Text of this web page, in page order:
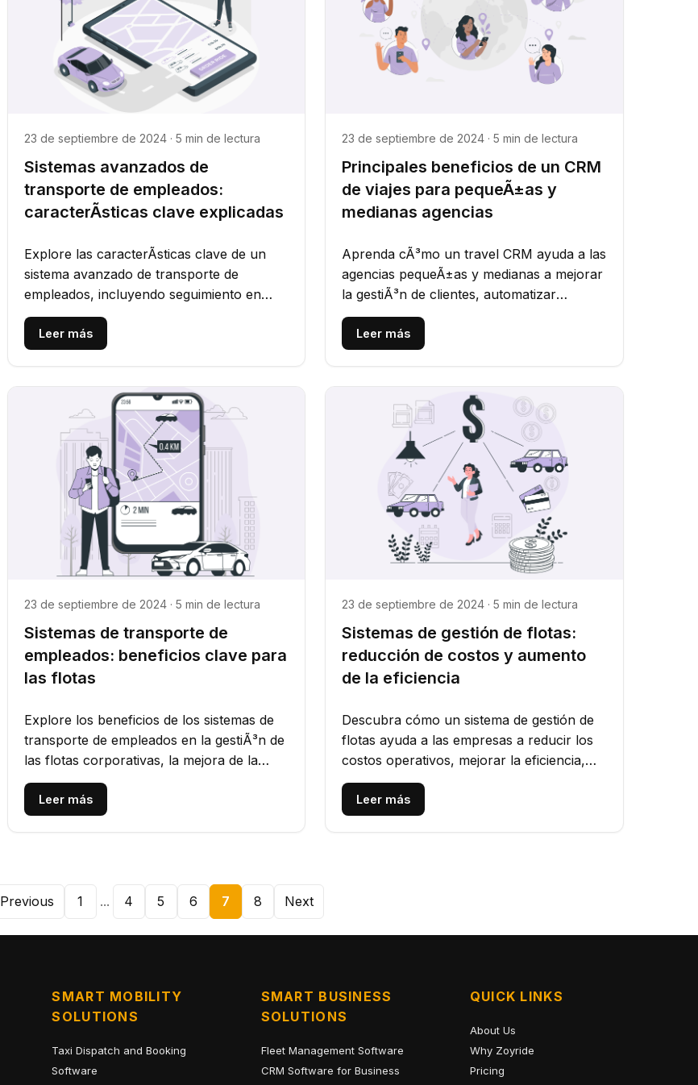
23 de septiembre de 2024 · 5 min de lectura
Sistemas avanzados de
transporte de empleados:
caracterÃ­sticas clave explicadas
Explore las caracterÃ­sticas clave de un
sistema avanzado de transporte de
empleados, incluyendo seguimiento en
tiempo real, optimizaciÃ³n de rutas,
seguridad...
Leer más
23 de septiembre de 2024 · 5 min de lectura
Principales beneficios de un CRM
de viajes para pequeÃ±as y
medianas agencias
Aprenda cÃ³mo un travel CRM ayuda a las
agencias pequeÃ±as y medianas a mejorar
la gestiÃ³n de clientes, automatizar
procesos, aumentar ventas y simplificar...
Leer más
23 de septiembre de 2024 · 5 min de lectura
Sistemas de transporte de
empleados: beneficios clave para
las flotas
Explore los beneficios de los sistemas de
transporte de empleados en la gestiÃ³n de
las flotas corporativas, la mejora de la
seguridad, la reducciÃ³n de...
Leer más
23 de septiembre de 2024 · 5 min de lectura
Sistemas de gestión de flotas:
reducción de costos y aumento
de la eficiencia
Descubra cómo un sistema de gestión de
flotas ayuda a las empresas a reducir los
costos operativos, mejorar la eficiencia,
rastrear vehículos, optimizar rutas...
Leer más
Previous 1 ... 4 5 6 7 8 Next
SMART MOBILITY
SOLUTIONS
Taxi Dispatch and Booking
Software
SMART BUSINESS
SOLUTIONS
Fleet Management Software
CRM Software for Business
QUICK LINKS
About Us
Why Zoyride
Pricing